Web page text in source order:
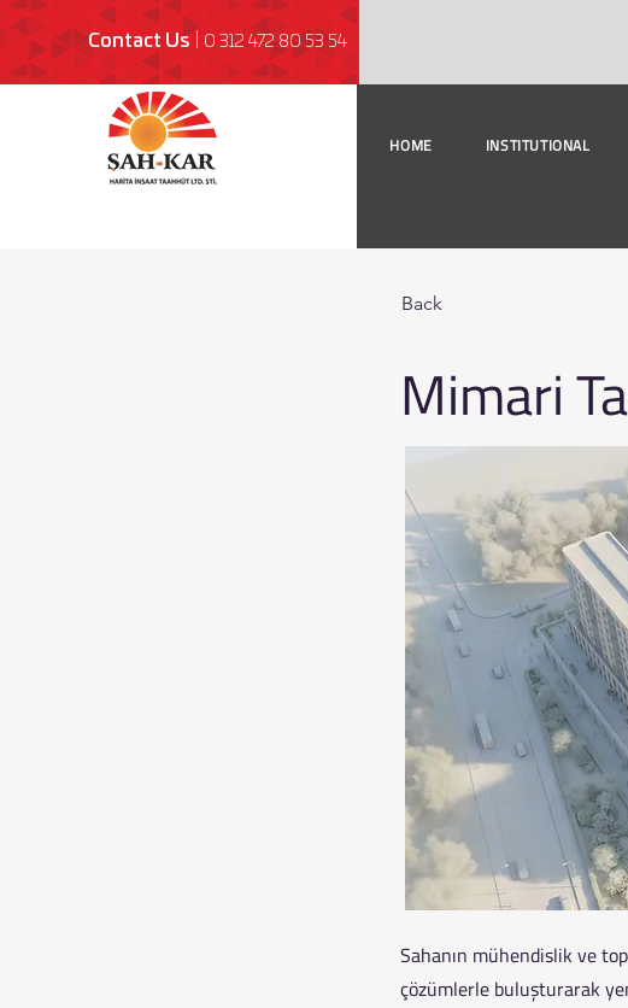
Contact Us 0 312 472 80 53 54
HOME INSTITUTIONAL
Back
Mimari
Sahanın mühendislik ve
çözümlerle buluşturarak